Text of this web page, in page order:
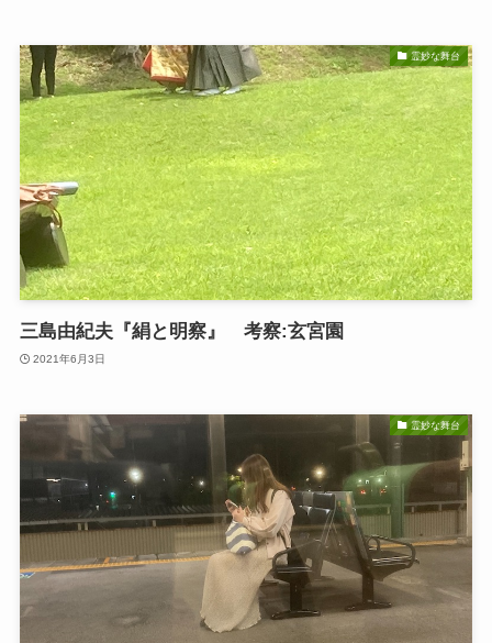
霊妙な舞台
三島由紀夫『絹と明察』 考察:玄宮園
2021年6月3日
霊妙な舞台